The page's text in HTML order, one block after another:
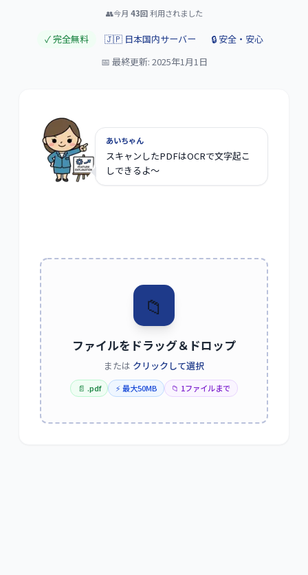
👥今月 43回利用されました
✓ 完全無料 🇯🇵 日本国内サーバー
🔒 安全・安心
📅 最終更新: 2025年1月1日
あいちゃん
スキャンしたPDFはOCRで文字起こ
しできるよ〜
📁
ファイルをドラッグ＆ドロップ
または クリックして選択
📄 .pdf ⚡ 最大50MB 📁 1ファイルまで